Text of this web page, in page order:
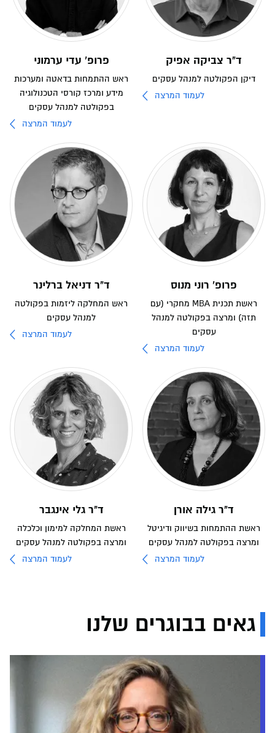
ד"ר צביקה אפיק
דיקן הפקולטה למנהל עסקים
לעמוד המרצה
פרופ' עדי ערמוני
ראש ההתמחות בדאטה ומערכות
מידע ומרכז קורסי הטכנולוגיה
בפקולטה למנהל עסקים
לעמוד המרצה
פרופ' רוני מנוס
ראשת תכנית MBA מחקרי (עם
תזה) ומרצה בפקולטה למנהל
עסקים
לעמוד המרצה
ד"ר דניאל ברלינר
ראש המחלקה ליזמות בפקולטה
למנהל עסקים
לעמוד המרצה
ד"ר גילה אורן
ראשת ההתמחות בשיווק ודיגיטל
ומרצה בפקולטה למנהל עסקים
לעמוד המרצה
ד"ר גלי אינגבר
ראשת המחלקה למימון וכלכלה
ומרצה בפקולטה למנהל עסקים
לעמוד המרצה
גאים בבוגרים שלנו